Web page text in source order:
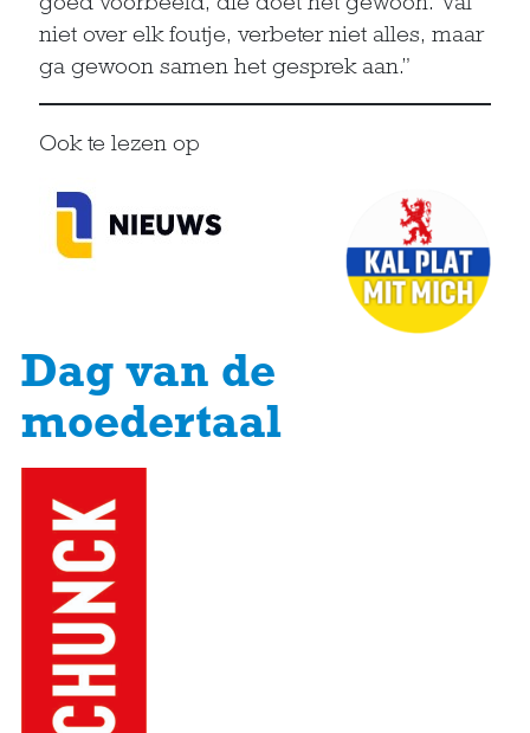
niet over elk foutje, verbeter niet alles, maar
ga gewoon samen het gesprek aan.”
Ook te lezen op
Dag van de
moedertaal